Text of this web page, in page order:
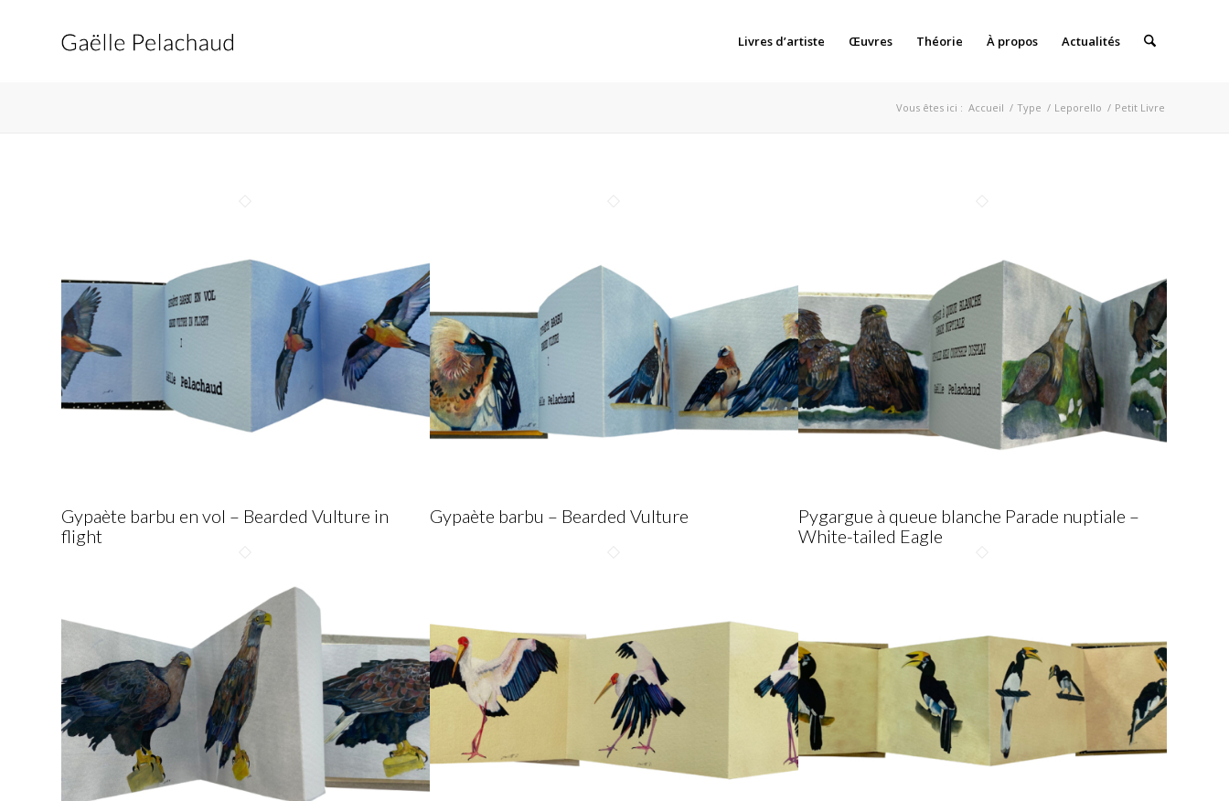
Livres d’artiste Œuvres Théorie À propos Actualités
Vous êtes ici : Accueil / Type / Leporello / Petit Livre
Gypaète barbu en vol – Bearded Vulture in
flight
Gypaète barbu – Bearded Vulture
Pygargue à queue blanche Parade nuptiale –
White-tailed Eagle